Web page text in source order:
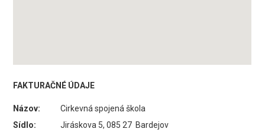
FAKTURAČNÉ ÚDAJE
Názov:
Cirkevná spojená škola
Sídlo:
Jiráskova 5, 085 27 Bardejov